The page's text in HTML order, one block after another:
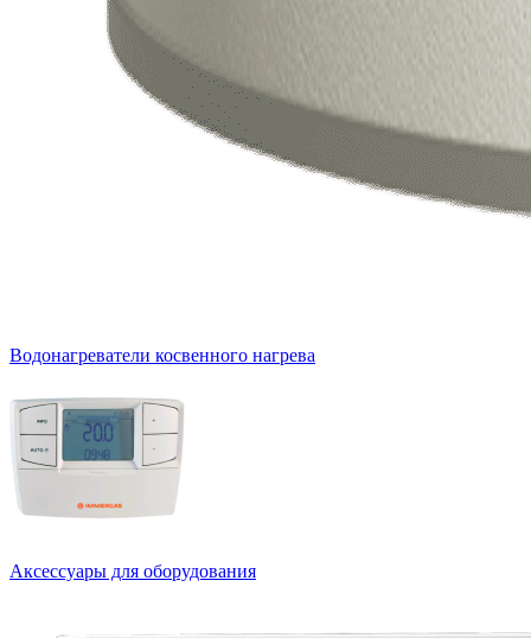
Водонагреватели косвенного нагрева
Аксессуары для оборудования